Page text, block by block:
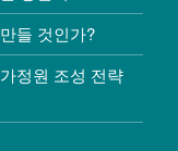
들 것인가?
정원 조성 전략